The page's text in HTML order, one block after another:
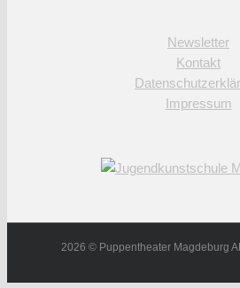
Newsletter
Kontakt
Impressum
2026 © Puppentheater Magdeburg